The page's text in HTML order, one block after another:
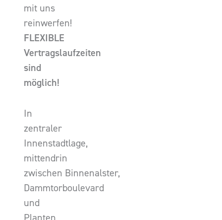
mit uns
reinwerfen!
FLEXIBLE
Vertragslaufzeiten
sind
möglich!
In
zentraler
Innenstadtlage,
mittendrin
zwischen Binnenalster,
Dammtorboulevard
und